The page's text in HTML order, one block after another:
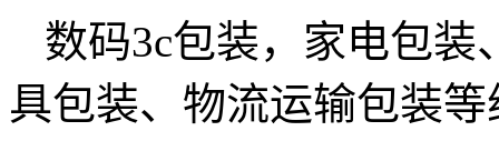
数码3c包装，家电包
具包装、物流运输包装